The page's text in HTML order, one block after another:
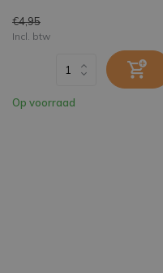
€4,95
Incl. btw
Op voorraad